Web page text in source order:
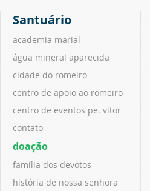
Santuário
academia marial
água mineral aparecida
cidade do romeiro
centro de apoio ao romeiro
centro de eventos pe. vitor
contato
doação
família dos devotos
história de nossa senhora